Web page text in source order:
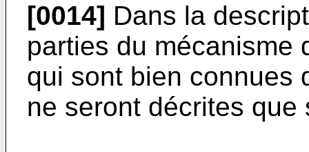
[0014] Dans la
parties du mécanisme
qui sont bien connues
ne seront décrites que